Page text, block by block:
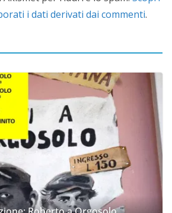
i dati derivati dai commenti.